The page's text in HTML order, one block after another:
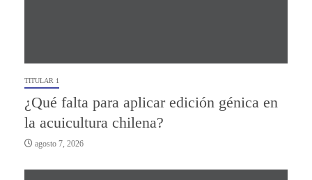
TITULAR 1
¿Qué falta para aplicar edición génica en
la acuicultura chilena?
agosto 7, 2026